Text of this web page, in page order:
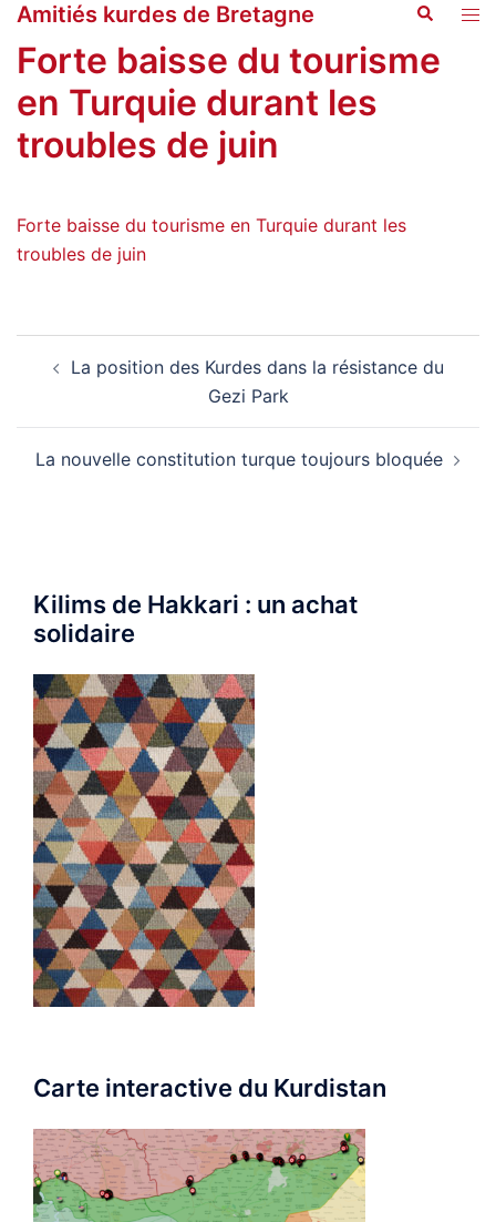
Aller
contenu
Amitiés kurdes de Bretagne
Forte baisse du tourisme
en Turquie durant les
troubles de juin
Forte baisse du tourisme en Turquie durant les
troubles de juin
d’article
La position des Kurdes dans la résistance du
Gezi Park
La nouvelle constitution turque toujours bloquée
Kilims de Hakkari : un achat
solidaire
Carte interactive du Kurdistan